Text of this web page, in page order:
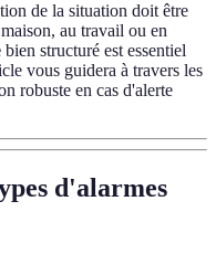
de la situation doit être
au travail ou en
bien structuré est essentiel
vous guidera à travers les
robuste en cas d'alerte
d'alarmes